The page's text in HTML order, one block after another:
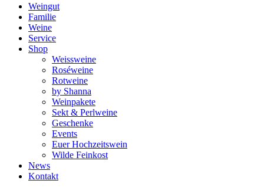
Weingut
Familie
Weine
Service
Shop
Weissweine
Roséweine
Rotweine
by Shanna
Weinpakete
Sekt & Perlweine
Geschenke
Events
Euer Hochzeitswein
Wilde Feinkost
News
Kontakt